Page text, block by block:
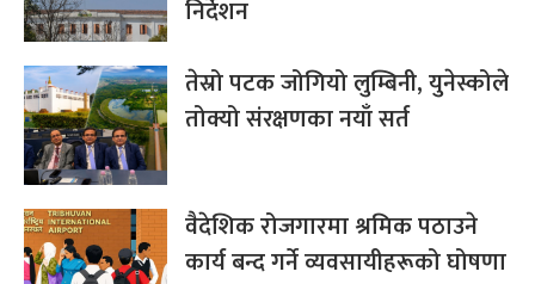
निर्देशन
तेस्रो पटक जोगियो लुम्बिनी, युनेस्कोले
तोक्यो संरक्षणका नयाँ सर्त
वैदेशिक रोजगारमा श्रमिक पठाउने
कार्य बन्द गर्ने व्यवसायीहरूको घोषणा